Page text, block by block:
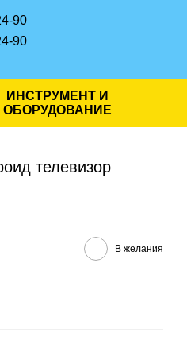
90
90
ИНСТРУМЕНТ И
ОБОРУДОВАНИЕ
телевизор
В желания